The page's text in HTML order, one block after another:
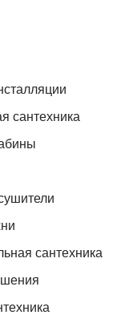
сантехника
сантехника